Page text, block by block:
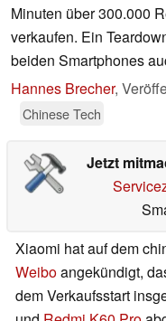
Minuten über 300.000
verkaufen. Ein
beiden Smartphones
Hannes Brecher,
Chinese Tech
Jetzt
Xiaomi hat auf dem
Weiboangekündigt,
dem Verkaufsstart